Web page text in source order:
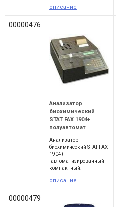
описание
00000476
Анализатор
биохимический
STAT FAX 1904+
полуавтомат
Анализатор
биохимический STAT FAX
1904+
-автоматизированный
компактный.
описание
00000479